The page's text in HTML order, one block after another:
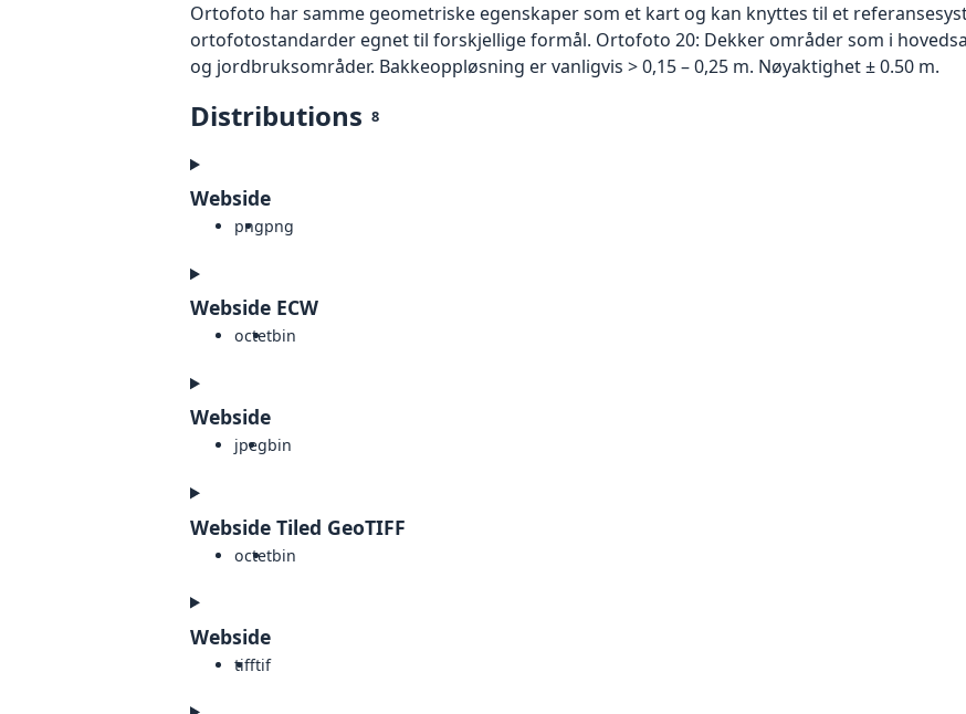
Ortofoto har samme geometriske egenskaper som et kart og kan knyttes til et
ortofotostandarder egnet til forskjellige formål. Ortofoto 20: Dekker områder som i
og jordbruksområder. Bakkeoppløsning er vanligvis > 0,15 – 0,25 m. Nøyaktighet ± 0.50 m.
Distributions 8
Webside
pngpng
Webside ECW
octetbin
Webside
jpegbin
Webside Tiled GeoTIFF
octetbin
Webside
tifftif